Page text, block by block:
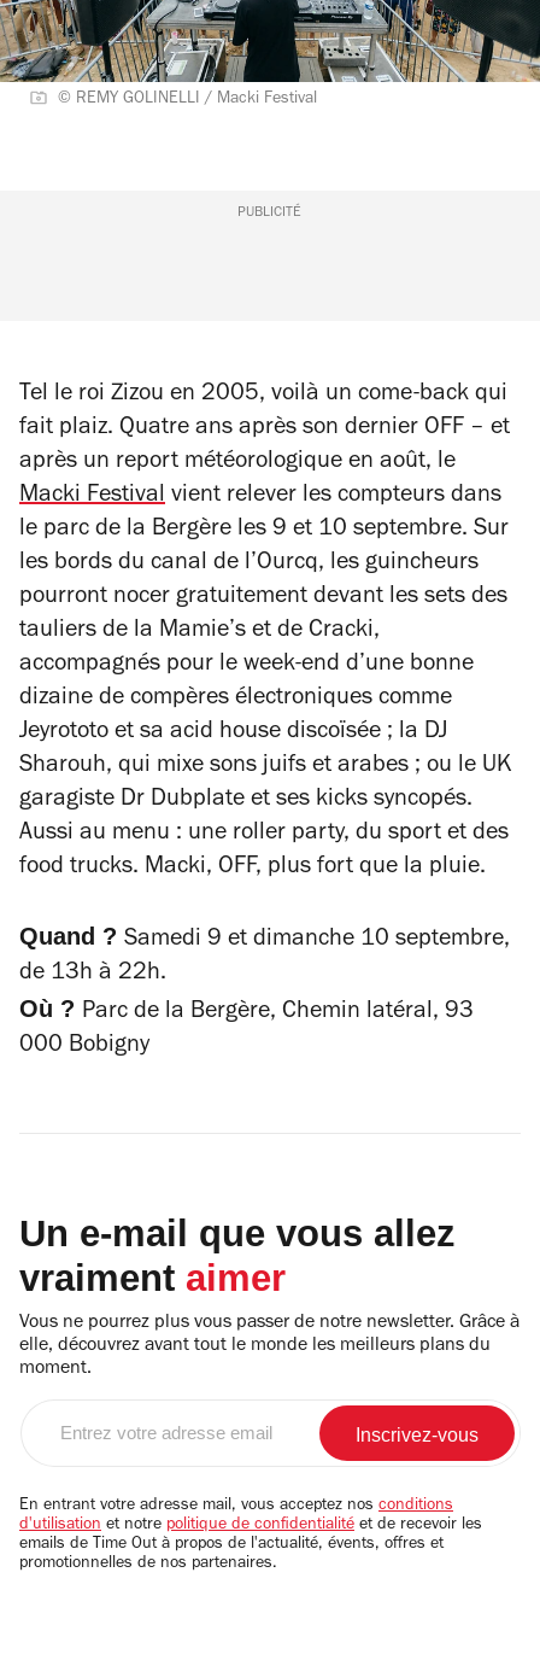
© REMY GOLINELLI / Macki Festival
PUBLICITÉ
Tel le roi Zizou en 2005, voilà un come-back qui
fait plaiz. Quatre ans après son dernier OFF – et
après un report météorologique en août, le
Macki Festival vient relever les compteurs dans
le parc de la Bergère les 9 et 10 septembre. Sur
les bords du canal de l’Ourcq, les guincheurs
pourront nocer gratuitement devant les sets des
tauliers de la Mamie’s et de Cracki,
accompagnés pour le week-end d’une bonne
dizaine de compères électroniques comme
Jeyrototo et sa acid house discoïsée ; la DJ
Sharouh, qui mixe sons juifs et arabes ; ou le UK
garagiste Dr Dubplate et ses kicks syncopés.
Aussi au menu : une roller party, du sport et des
food trucks. Macki, OFF, plus fort que la pluie.
Quand ? Samedi 9 et dimanche 10 septembre,
de 13h à 22h.
Où ? Parc de la Bergère, Chemin latéral, 93
000 Bobigny
Un e-mail que vous allez
vraiment aimer
Vous ne pourrez plus vous passer de notre newsletter. Grâce à
elle, découvrez avant tout le monde les meilleurs plans du
moment.
email
En entrant votre adresse mail, vous acceptez nos conditions
d'utilisation et notre politique de confidentialité et de recevoir les
emails de Time Out à propos de l'actualité, évents, offres et
promotionnelles de nos partenaires.